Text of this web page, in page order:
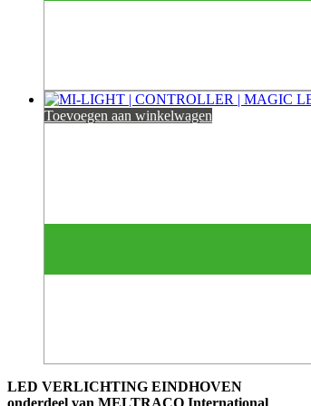
Toevoegen aan winkelwagen
LED VERLICHTING EINDHOVEN